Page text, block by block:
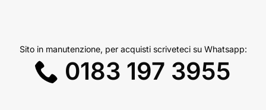
Sito in manutenzione, per acquisti scriveteci su Whatsapp:
0183 197 3955